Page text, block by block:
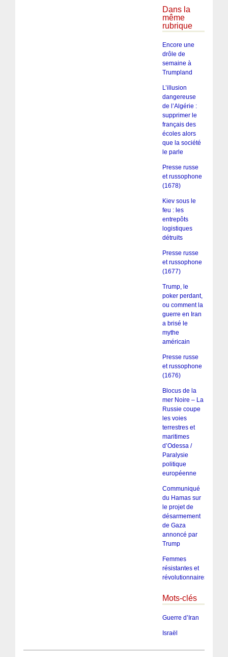
Dans la
même
rubrique
Encore une
drôle de
semaine à
Trumpland
L’illusion
dangereuse
de l’Algérie :
supprimer le
français des
écoles alors
que la société
le parle
Presse russe
et russophone
(1678)
Kiev sous le
feu : les
entrepôts
logistiques
détruits
Presse russe
et russophone
(1677)
Trump, le
poker perdant,
ou comment la
guerre en Iran
a brisé le
mythe
américain
Presse russe
et russophone
(1676)
Blocus de la
mer Noire – La
Russie coupe
les voies
terrestres et
maritimes
d’Odessa /
Paralysie
politique
européenne
Communiqué
du Hamas sur
le projet de
désarmement
de Gaza
annoncé par
Trump
Femmes
résistantes et
révolutionnaires
Mots-clés
Guerre d’Iran
Israël